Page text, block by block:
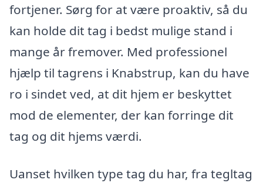
fortjener. Sørg for at være proaktiv, så du
kan holde dit tag i bedst mulige stand i
mange år fremover. Med professionel
hjælp til tagrens i Knabstrup, kan du have
ro i sindet ved, at dit hjem er beskyttet
mod de elementer, der kan forringe dit
tag og dit hjems værdi.
Uanset hvilken type tag du har, fra tegltag